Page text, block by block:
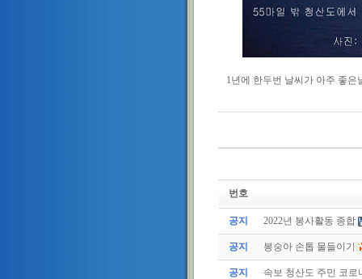
1년에 한두번 날씨가 아주 좋
번호
공지 2022년 봉사활동 종합
공지 봉숭아 손톱 물들이기
공지 속보 청산도 주민 코로